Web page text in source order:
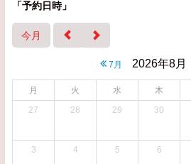
「予約日時」
今月
7月 2026年8月
月 火 水 木
27
28 29 30
3 4 5 6